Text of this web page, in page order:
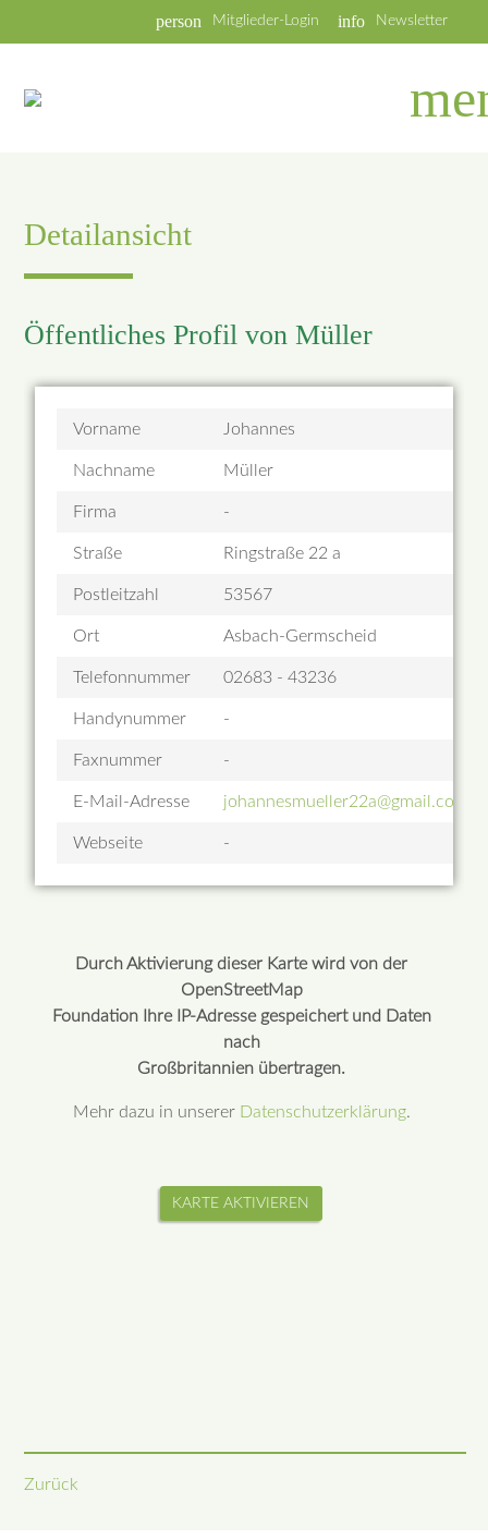
info Newsletter
person Mitglieder-Login
Detailansicht
Öffentliches Profil von Müller
Vorname Johannes
Nachname Müller
Firma -
Straße Ringstraße 22 a
Postleitzahl 53567
Ort Asbach-Germscheid
Telefonnummer 02683 - 43236
Handynummer -
Faxnummer -
E-Mail-Adresse johannesmueller22a@gmail.com
Webseite -
Durch Aktivierung dieser Karte wird von der
OpenStreetMap
Foundation Ihre IP-Adresse gespeichert und Daten
nach
Großbritannien übertragen.
Mehr dazu in unserer Datenschutzerklärung.
KARTE AKTIVIEREN
Zurück